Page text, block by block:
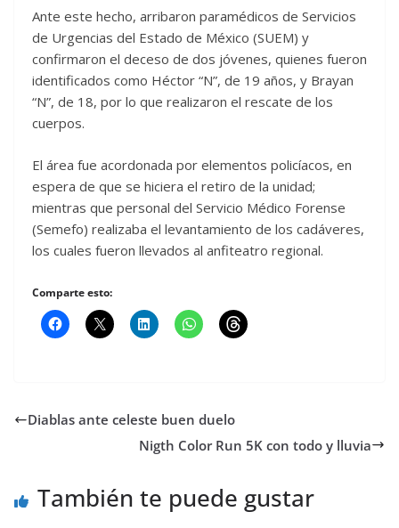
Ante este hecho, arribaron paramédicos de Servicios
de Urgencias del Estado de México (SUEM) y
confirmaron el deceso de dos jóvenes, quienes fueron
identificados como Héctor “N”, de 19 años, y Brayan
“N”, de 18, por lo que realizaron el rescate de los
cuerpos.
El área fue acordonada por elementos policíacos, en
espera de que se hiciera el retiro de la unidad;
mientras que personal del Servicio Médico Forense
(Semefo) realizaba el levantamiento de los cadáveres,
los cuales fueron llevados al anfiteatro regional.
Comparte esto:
Diablas ante celeste buen duelo
Nigth Color Run 5K con todo y lluvia
También te puede gustar